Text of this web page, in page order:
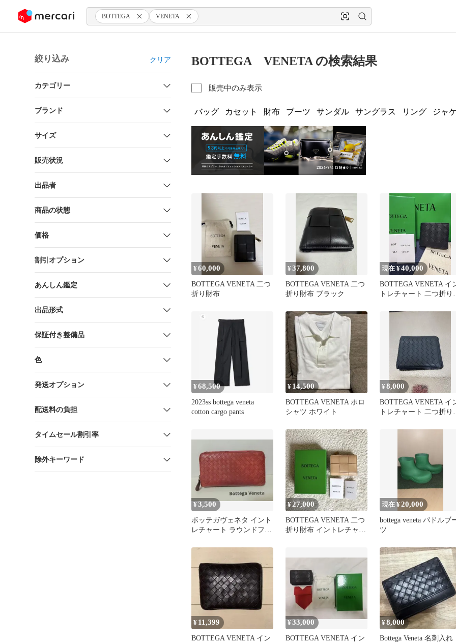
ツにスキップ BOTTEGA VENETA
絞り込み クリア
カテゴリー
ブランド
サイズ
販売状況
出品者
商品の状態
価格
割引オプション
あんしん鑑定
出品形式
保証付き整備品
色
発送オプション
配送料の負担
タイムセール割引率
除外キーワード
BOTTEGA VENETA の検索結果
販売中のみ表示
バッグ カセット 財布 ブーツ サンダル サングラス リング ジャ
¥60,000
BOTTEGA VENETA 二つ
折り財布
¥37,800
BOTTEGA VENETA 二つ
折り財布 ブラック
現在 ¥40,000
BOTTEGA VENETA イ
トレチャート 二つ折り財
¥68,500
2023ss bottega veneta
cotton cargo pants
¥ 14,500
BOTTEGA VENETA ポロ
シャツ ホワイト
¥8,000
BOTTEGA VENETA イ
トレチャート 二つ折り財
¥3,500
ボッテガヴェネタ イント
レチャート ラウンドファ
¥27,000
BOTTEGA VENETA 二つ
折り財布 イントレチャー
現在 ¥20,000
bottega veneta パドルブ
ツ
¥ 11,399
BOTTEGA VENETA イン
¥33,000
BOTTEGA VENETA イン
¥8,000
Bottega Veneta 名刺入れ